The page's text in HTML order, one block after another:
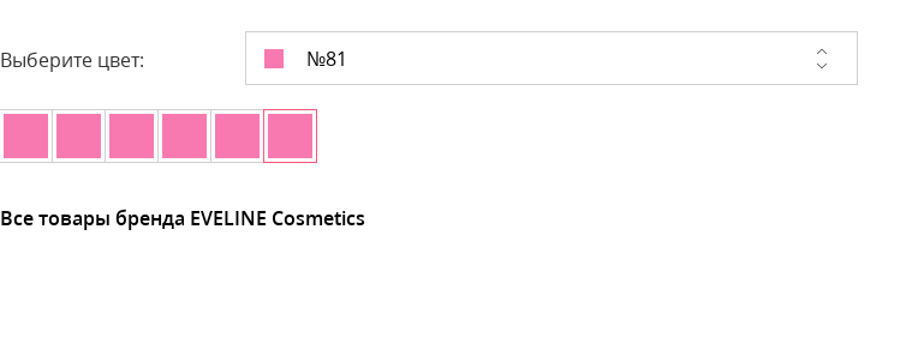
Выберите цвет: №81
Все товары бренда EVELINE Cosmetics